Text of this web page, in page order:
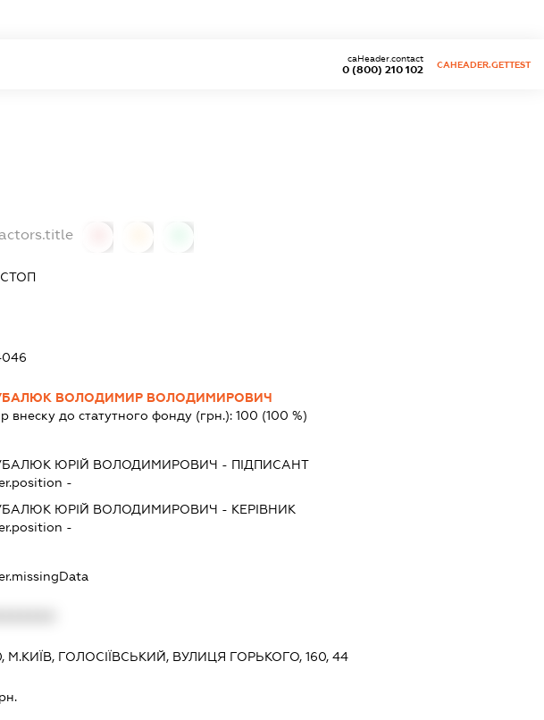
0 (800) 210 102
caHeader.contact
CAHEADER.GETTEST
ВОЛОДИМИР ВОЛОДИМИРОВИЧ
внеску до статутного фонду (грн.):100 (100 %)
ЮРІЙ ВОЛОДИМИРОВИЧ - ПІДПИСАНТ
-
ЮРІЙ ВОЛОДИМИРОВИЧ - КЕРІВНИК
-
М.КИЇВ, ГОЛОСІЇВСЬКИЙ, ВУЛИЦЯ ГОРЬКОГО, 160, 44